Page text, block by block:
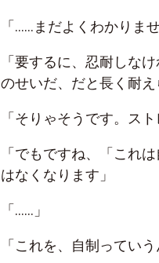
「……まだよくわかりませ
「要するに、忍耐しな
のせいだ、だと長く耐え
「そりゃそうです。スト
「でもですね、「これ
はなくなります」
「……」
「これを、自制ってい